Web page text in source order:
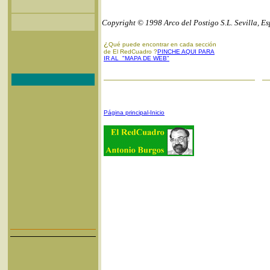
Copyright © 1998 Arco del Postigo S.L. Sevilla,
¿ Qué puede encontrar en cada sección
de El RedCuadro ?PINCHE AQUI PARA
IR AL "MAPA DE WEB"
Página principal-Inicio